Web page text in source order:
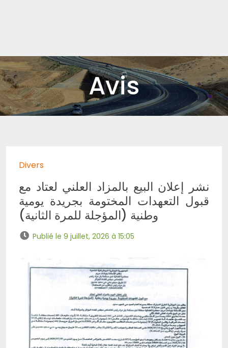
Avis
Divers
نشر إعلان البيع بالمزاد العلني لعتاد مع
قبول التعهدات المختومة بجريدة يومية
وطنية (المؤجلة للمرة الثانية)
Publié le 9 juillet, 2026 à 15:05